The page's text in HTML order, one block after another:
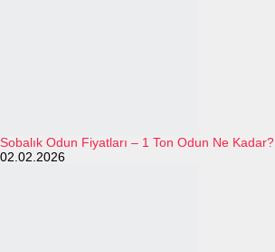
Sobalık Odun Fiyatları – 1 Ton Odun Ne Kadar?
02.02.2026